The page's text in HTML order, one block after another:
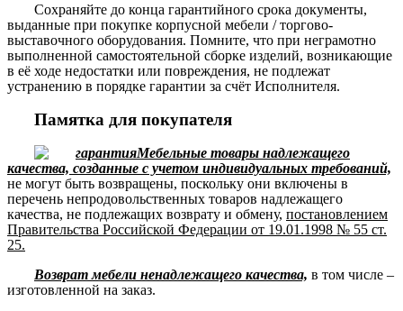
Сохраняйте до конца гарантийного срока документы,
выданные при покупке корпусной мебели / торгово-
выставочного оборудования. Помните, что при неграмотно
выполненной самостоятельной сборке изделий, возникающие
в её ходе недостатки или повреждения, не подлежат
устранению в порядке гарантии за счёт Исполнителя.
Памятка для покупателя
Мебельные товары надлежащего
качества, созданные с учетом индивидуальных требований,
не могут быть возвращены, поскольку они включены в
перечень непродовольственных товаров надлежащего
качества, не подлежащих возврату и обмену, постановлением
Правительства Российской Федерации от 19.01.1998 № 55 ст.
25.
Возврат мебели ненадлежащего качества, в том числе –
изготовленной на заказ.